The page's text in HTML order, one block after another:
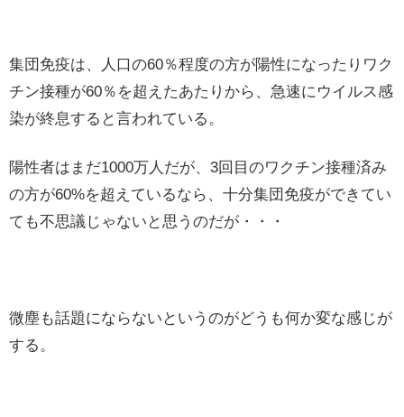
集団免疫は、人口の60％程度の方が陽性になったりワク
チン接種が60％を超えたあたりから、急速にウイルス感
染が終息すると言われている。
陽性者はまだ1000万人だが、3回目のワクチン接種済み
の方が60%を超えているなら、十分集団免疫ができてい
ても不思議じゃないと思うのだが・・・
微塵も話題にならないというのがどうも何か変な感じが
する。